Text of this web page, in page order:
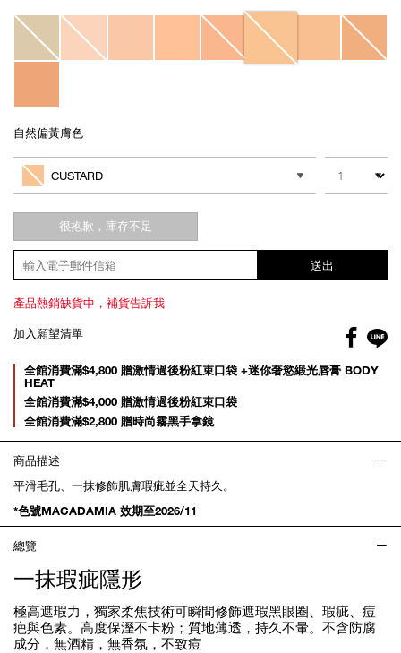
Variations
自然偏黃膚色
to
cart
options
Actions
其他色系
CUSTARD
數量
很抱歉，庫存不足
送出
產品熱銷缺貨中，補貨告訴我
加入願望清單
Promotions
全館消費滿$4,800 贈激情過後粉紅束口袋 +迷你奢慾緞光唇膏 BODY
HEAT
全館消費滿$4,000 贈激情過後粉紅束口袋
全館消費滿$2,800 贈時尚霧黑手拿鏡
商品描述
平滑毛孔、一抹修飾肌膚瑕疵並全天持久。
*色號MACADAMIA 效期至2026/11
總覽
一抹瑕疵隱形
極高遮瑕力，獨家柔焦技術可瞬間修飾遮瑕黑眼圈、瑕疵、痘
疤與色素。高度保溼不卡粉；質地薄透，持久不暈。不含防腐
成分，無酒精，無香氛，不致痘